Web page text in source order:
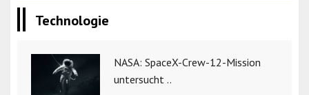
Technologie
NASA: SpaceX-Crew-12-Mission
untersucht ..